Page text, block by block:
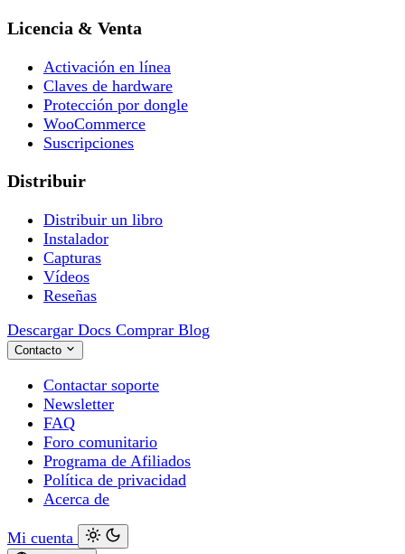
Licencia & Venta
Activación en línea
Claves de hardware
Protección por dongle
WooCommerce
Suscripciones
Distribuir
Distribuir un libro
Instalador
Capturas
Vídeos
Reseñas
Descargar Docs Comprar Blog
Contacto
Contactar soporte
Newsletter
FAQ
Foro comunitario
Programa de Afiliados
Política de privacidad
Acerca de
Mi cuenta